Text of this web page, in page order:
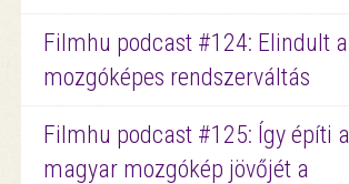
Filmhu podcast #124: Elindult a
mozgóképes rendszerváltás
Filmhu podcast #125: Így építi a
magyar mozgókép jövőjét a